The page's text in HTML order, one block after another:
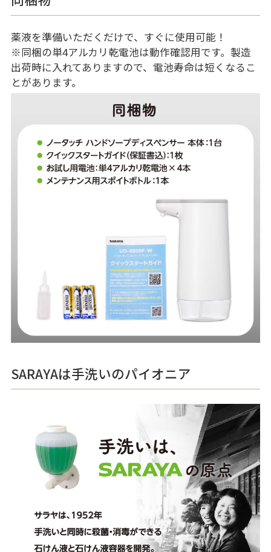
薬液を準備いただくだけで、すぐに使用可能！
※同梱の単4アルカリ乾電池は動作確認用です。製造
出荷時に入れてありますので、電池寿命は短くなるこ
とがあります。
SARAYAは手洗いのパイオニア